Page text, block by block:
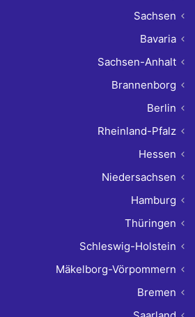
Sachsen
Bavaria
Sachsen-Anhalt
Brannenborg
Berlin
Rheinland-Pfalz
Hessen
Niedersachsen
Hamburg
Thüringen
Schleswig-Holstein
Mäkelborg-Vörpommern
Bremen